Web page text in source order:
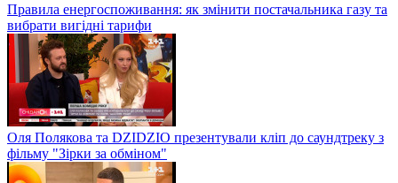
Правила енергоспоживання: як змінити постачальника газу та
вибрати вигідні тарифи
Оля Полякова та DZIDZIO презентували кліп до саундтреку з
фільму "Зірки за обміном"